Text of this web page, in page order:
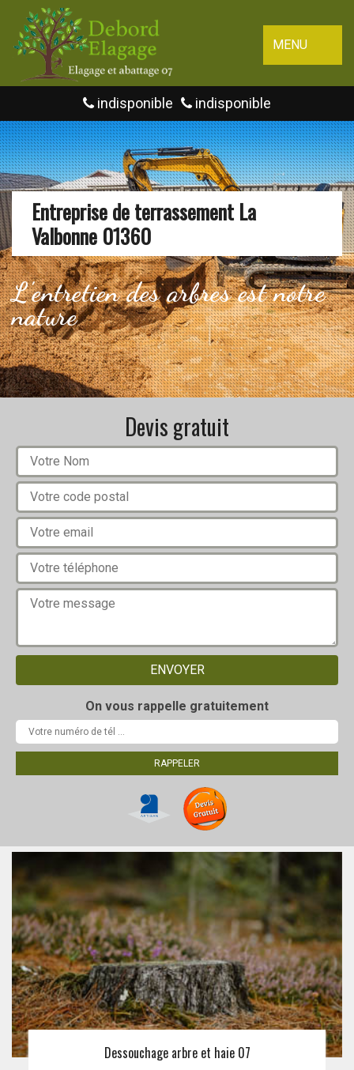
MENU
indisponible indisponible
Entreprise de terrassement La
Valbonne 01360
L'entretien des arbres est notre
nature
Devis gratuit
On vous rappelle gratuitement
Dessouchage arbre et haie 07